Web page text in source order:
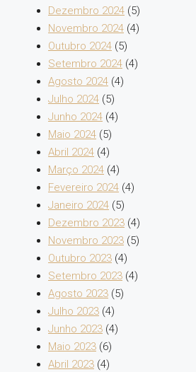
Dezembro 2024 (5)
Novembro 2024 (4)
Outubro 2024 (5)
Setembro 2024 (4)
Agosto 2024 (4)
Julho 2024 (5)
Junho 2024 (4)
Maio 2024 (5)
Abril 2024 (4)
Março 2024 (4)
Fevereiro 2024 (4)
Janeiro 2024 (5)
Dezembro 2023 (4)
Novembro 2023 (5)
Outubro 2023 (4)
Setembro 2023 (4)
Agosto 2023 (5)
Julho 2023 (4)
Junho 2023 (4)
Maio 2023 (6)
Abril 2023 (4)